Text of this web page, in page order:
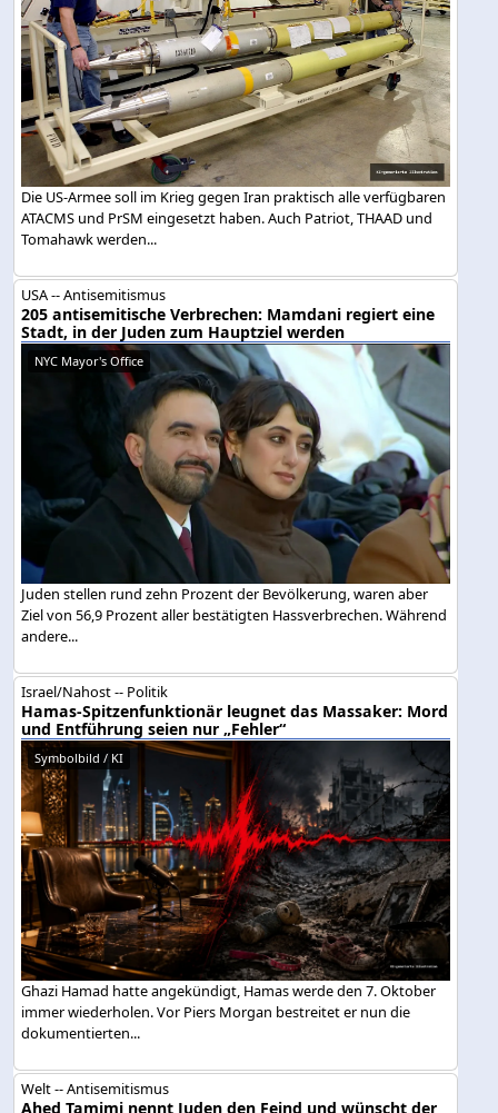
Die US-Armee soll im Krieg gegen Iran praktisch alle verfügbaren
ATACMS und PrSM eingesetzt haben. Auch Patriot, THAAD und
Tomahawk werden...
USA -- Antisemitismus
205 antisemitische Verbrechen: Mamdani regiert eine
Stadt, in der Juden zum Hauptziel werden
NYC Mayor's Office
Juden stellen rund zehn Prozent der Bevölkerung, waren aber
Ziel von 56,9 Prozent aller bestätigten Hassverbrechen. Während
andere...
Israel/Nahost -- Politik
Hamas-Spitzenfunktionär leugnet das Massaker: Mord
und Entführung seien nur „Fehler“
Symbolbild / KI
Ghazi Hamad hatte angekündigt, Hamas werde den 7. Oktober
immer wiederholen. Vor Piers Morgan bestreitet er nun die
dokumentierten...
Welt -- Antisemitismus
Ahed Tamimi nennt Juden den Feind und wünscht der